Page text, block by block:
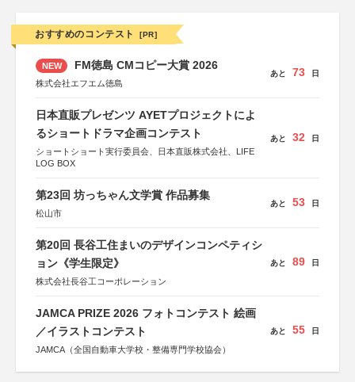
おすすめのコンテスト [PR]
NEW FM徳島 CMコピー大賞 2026
株式会社エフエム徳島
あと 73 日
日本直販プレゼンツ AYETプロジェクトによ
るショートドラマ企画コンテスト
ショートショート実行委員会、日本直販株式会社、LIFE
LOG BOX
あと 32 日
第23回 坊っちゃん文学賞 作品募集
松山市
あと 53 日
第20回 長谷工住まいのデザインコンペティシ
ョン《学生限定》
株式会社長谷工コーポレーション
あと 89 日
JAMCA PRIZE 2026 フォトコンテスト 絵画
／イラストコンテスト
JAMCA（全国自動車大学校・整備専門学校協会）
あと 55 日